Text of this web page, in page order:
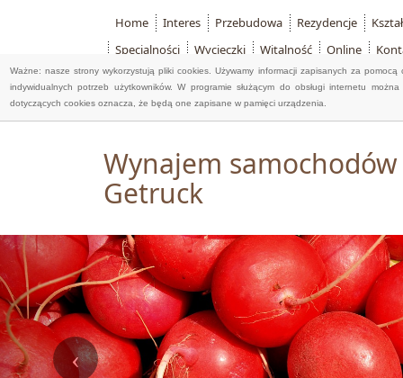
Ważne: nasze strony wykorzystują pliki cookies. Używamy informacji zapisanych za
indywidualnych potrzeb użytkowników. W programie służącym do obsługi internetu
dotyczących cookies oznacza, że będą one zapisane w pamięci urządzenia.
Wynajem
Getruck
Home Interes Przebudowa Rezydencje
Specjalności
Wycieczki Witalność Online